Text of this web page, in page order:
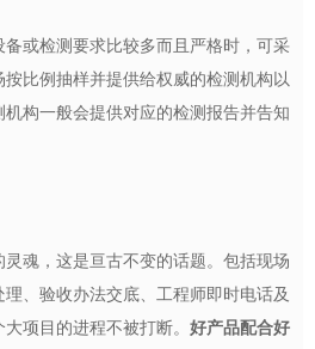
备或检测要求比较多而且严格时，可采
比例抽样并提供给权威的检测机构以
构一般会提供对应的检测报告并告知
魂，这是亘古不变的话题。包括现场
、验收办法交底、工程师即时电话及
项目的进程不被打断。 好产品配合好